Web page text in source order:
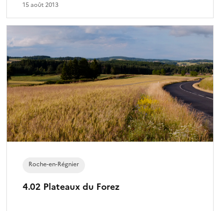
15 août 2013
4.02 Plateaux du Forez
Roche-en-Régnier